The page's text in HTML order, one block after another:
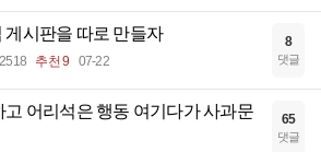
게시판을 따로 만들자
추천 9 07-22
8
댓글
고 어리석은 행동 여기다가 사과문
65
댓글